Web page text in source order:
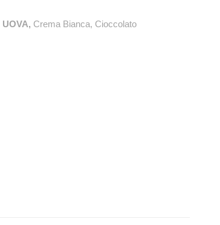
UOVA, Crema Bianca, Cioccolato